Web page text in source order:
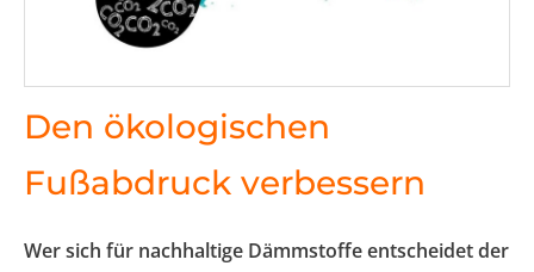
Den ökologischen
Fußabdruck verbessern
Wer sich für nachhaltige Dämmstoffe entscheidet der